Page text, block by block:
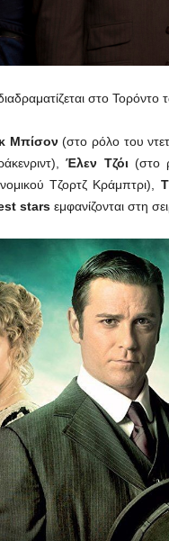
στο
Μπίσον(στο ρόλο του
Έλεν Τζόι (στο
Τζορτζ Κράμπτρι),
starsεμφανίζονται στη